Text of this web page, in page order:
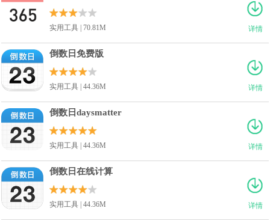
详情
实用工具 | 70.81M
详情
倒数日免费版
实用工具 | 44.36M
详情
倒数日daysmatter
实用工具 | 44.36M
详情
倒数日在线计算
实用工具 | 44.36M